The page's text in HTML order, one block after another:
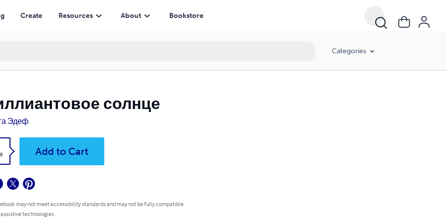
Create Resources About Bookstore
Categories
солнце
Эдеф
Add to Cart
may not meet accessibility standards and may not be fully compatible
technologies.